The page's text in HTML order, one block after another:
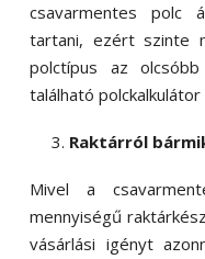
csavarmentes polc
tartani, ezért szinte
polctípus az
található
Raktárról
Mivel a
mennyiségű
vásárlási igényt